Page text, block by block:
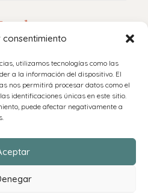
consentimiento
utilizamos tecnologías como las
a la información del dispositivo. El
nos permitirá procesar datos como el
identificaciones únicas en este sitio.
puede afectar negativamente a
privacidad
cookies (UE)